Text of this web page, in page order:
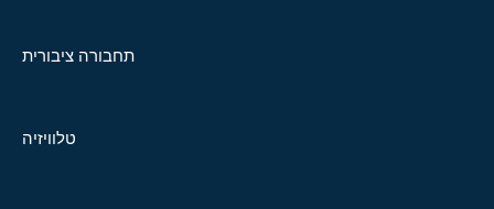
תחבורה ציבורית
טלוויזיה